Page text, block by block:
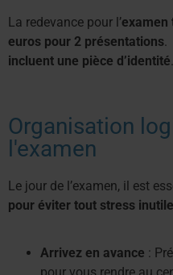
La redevance pour l’examen
euros pour 2 présentations.
incluent une pièce d’identité.
Organisation
l'examen
Le jour de l’examen, il est
pour éviter tout stress inutile
Arrivez en avance :